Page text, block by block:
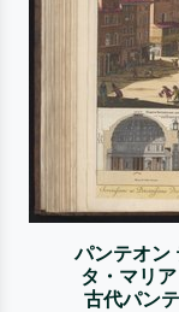
パンテオン
タ・マリ
古代パン